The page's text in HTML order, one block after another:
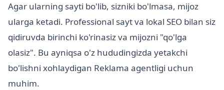
Agar ularning sayti bo'lib, sizniki bo'lmasa, mijoz
ularga ketadi. Professional sayt va lokal SEO bilan siz
qidiruvda birinchi ko'rinasiz va mijozni "qo'lga
olasiz". Bu ayniqsa o'z hududingizda yetakchi
bo'lishni xohlaydigan Reklama agentligi uchun
muhim.